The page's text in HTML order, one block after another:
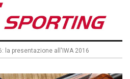
la presentazione all'IWA 2016